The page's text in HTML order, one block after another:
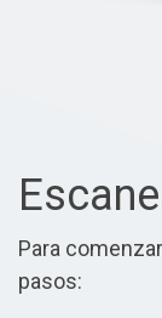
Para
pasos: